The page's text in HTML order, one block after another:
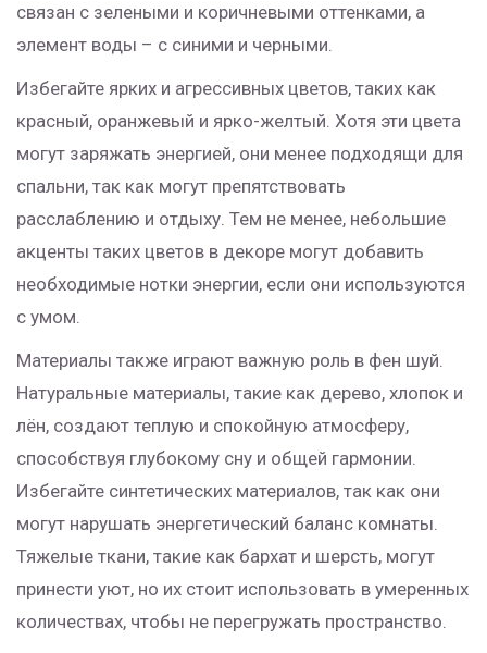
связан с зелеными и коричневыми оттенками, а
элемент воды – с синими и черными.
Избегайте ярких и агрессивных цветов, таких как
красный, оранжевый и ярко-желтый. Хотя эти цвета
могут заряжать энергией, они менее подходящи для
спальни, так как могут препятствовать
расслаблению и отдыху. Тем не менее, небольшие
акценты таких цветов в декоре могут добавить
необходимые нотки энергии, если они используются
с умом.
Материалы также играют важную роль в фен шуй.
Натуральные материалы, такие как дерево, хлопок и
лён, создают теплую и спокойную атмосферу,
способствуя глубокому сну и общей гармонии.
Избегайте синтетических материалов, так как они
могут нарушать энергетический баланс комнаты.
Тяжелые ткани, такие как бархат и шерсть, могут
принести уют, но их стоит использовать в умеренных
количествах, чтобы не перегружать пространство.